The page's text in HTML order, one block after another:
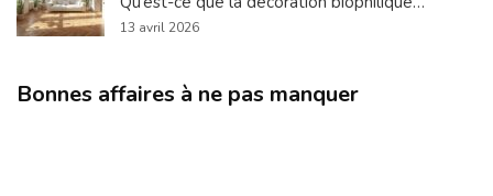
13 avril 2026
Bonnes affaires à ne pas manquer